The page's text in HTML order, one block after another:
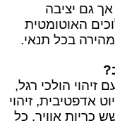
גם יציבה
האוטומטית
בכל תנאי.
הולכי רגל,
אדפטיבית, זיהוי
כריות אוויר. כל